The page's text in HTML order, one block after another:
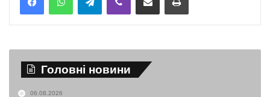
Головні новини
06.08.2026